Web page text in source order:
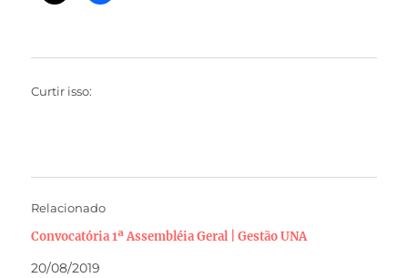
Curtir isso:
Relacionado
Convocatória 1ª Assembléia Geral | Gestão UNA
20/08/2019